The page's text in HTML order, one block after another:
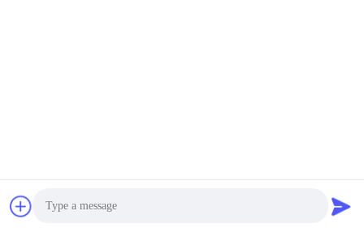
Cutting Tool Co., Ltd. Όλα τα δικαιώματα διατηρούνται.